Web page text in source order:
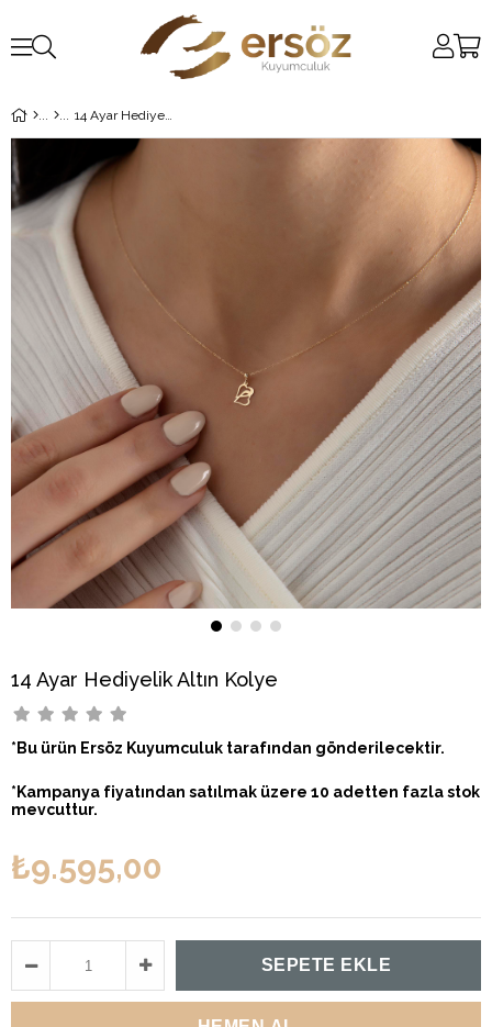
14 Ayar Hediyelik Altın Kolye
14 Ayar Hediyelik Altın Kolye
*Bu ürün Ersöz Kuyumculuk tarafından gönderilecektir.
*Kampanya fiyatından satılmak üzere 10 adetten fazla stok
mevcuttur.
₺9.595,00